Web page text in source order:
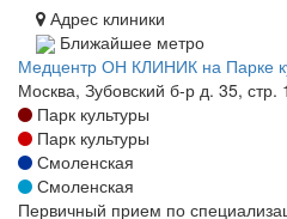
Адрес клиники
Ближайшее метро
Медцентр ОН КЛИНИК на Парке
Москва, Зубовский б-р д. 35, стр. 1
Парк культуры
Парк культуры
Смоленская
Смоленская
Первичный прием по